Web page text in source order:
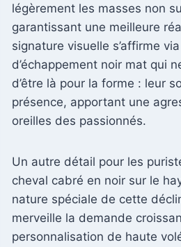
légèrement les masses non
garantissant une meilleure
signature visuelle s’affirme
d’échappement noir mat qui
d’être là pour la forme : leur
présence, apportant une
oreilles des passionnés.
Un autre détail pour les
cheval cabré en noir sur le
nature spéciale de cette
merveille la demande
personnalisation de haute